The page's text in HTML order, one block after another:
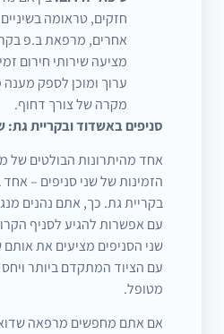
חזקים, טראומה
אחרים, מרפאת ב.פ
מציעה שירותי חירום
ערוך ומוכן לספק מענה
מקרה של צורך דחוף.
סניפים באשדוד ובקריית גת:
אחד מהיתרונות הבולטים של
הזמינות של שני סניפים –
בקריית גת. כך, אתם נהנים
עם אפשרות להגיע לסניף
שני הסניפים מציעים את אותם
עם הציוד המתקדם ביותר
מטופל.
אם אתם מחפשים מרפאה